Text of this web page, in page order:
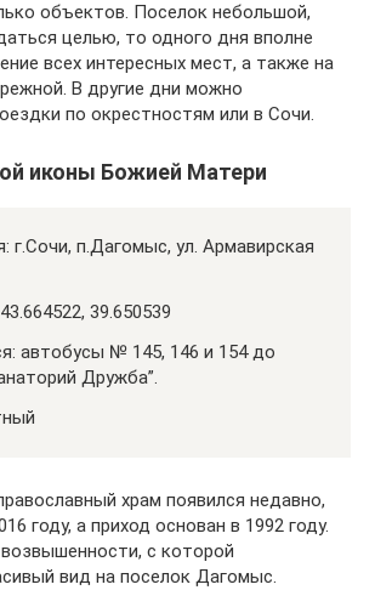
объектов. Поселок небольшой,
целью, то одного дня вполне
всех интересных мест, а также на
В другие дни можно
по окрестностям или в Сочи.
иконы Божией Матери
г.Сочи, п.Дагомыс, ул. Армавирская
39.650539
автобусы № 145, 146 и 154 до
Дружба”.
храм появился недавно,
году, а приход основан в 1992 году.
с которой
вид на поселок Дагомыс.